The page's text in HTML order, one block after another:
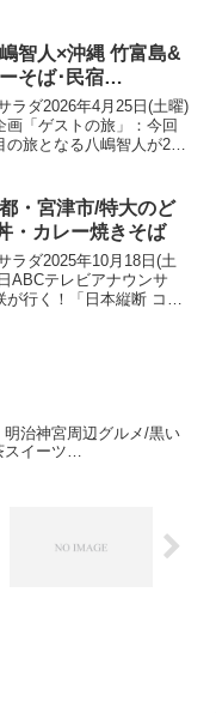
ブの森をカヤックで大冒
智人×沖縄 竹富島&
そば･民宿…
ラダ2026年4月25日(土曜)
画「ゲストの旅」：今回
旅となる八嶋智人が20
石垣島からフェリーで15
・宮津市/特大のど
・カレー焼きそば
ラダ2025年10月18日(土
ABCテレビアナウンサ
が行く！「日本縦断 コレ
治神宮周辺グルメ/黒い
スイーツ…